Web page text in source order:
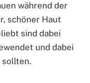
während der
schöner Haut
sind dabei
und dabei
sollten.